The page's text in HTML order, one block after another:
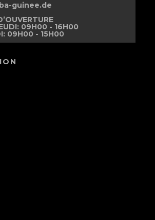
guinee.de
09H00 - 16H00
09H00 - 15H00